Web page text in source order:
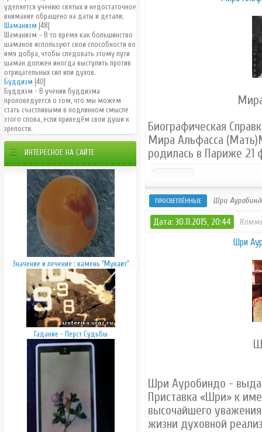
уделяется учению святых и недостаточное
внимание обращено на даты и детали.
Шаманизм [48]
Шаманизм – В то время как большинство
шаманов используют свои способности во
имя добра, чтобы следовать этому пути
шаман должен иногда выступить против
отрицательных сил или духов.
Буддизм [40]
Буддизм - В учении буддизма
проповедуется o том, что мы можем
стать счастливыми в подлинном смысле
этого слова, если приведём свои души к
зрелости.
ИНТЕРЕСНОЕ НА САЙТЕ
Значение и лечение : камень "Мукаит"
Гадание - Перст Судьбы
Биографическая
Мира Альфасса
родилась в Париже 21
ПРОСВЕТЛЁННЫЕ Шри
Дата: 30.11.2015, 20:44
Шри
Шри Ауробиндо -
Приставка «Шри» к
высочайшего
жизни духовной